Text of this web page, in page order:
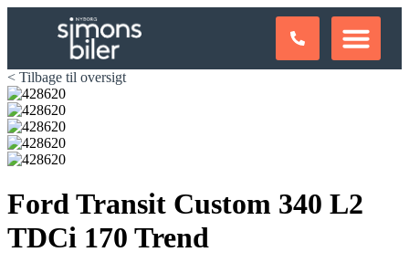
< Tilbage til oversigt
Ford Transit Custom 340 L2
TDCi 170 Trend